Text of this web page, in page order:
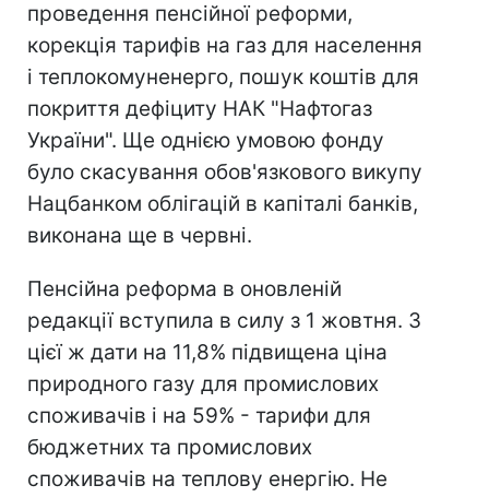
проведення пенсійної реформи,
корекція тарифів на газ для населення
і теплокомуненерго, пошук коштів для
покриття дефіциту НАК "Нафтогаз
України". Ще однією умовою фонду
було скасування обов'язкового викупу
Нацбанком облігацій в капіталі банків,
виконана ще в червні.
Пенсійна реформа в оновленій
редакції вступила в силу з 1 жовтня. З
цієї ж дати на 11,8% підвищена ціна
природного газу для промислових
споживачів і на 59% - тарифи для
бюджетних та промислових
споживачів на теплову енергію. Не